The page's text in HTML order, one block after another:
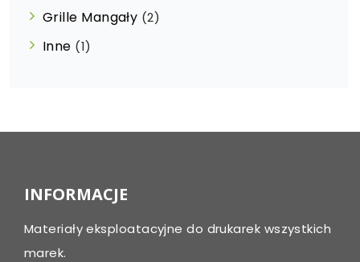
Grille Mangały (2)
Inne (1)
INFORMACJE
Materiały eksploatacyjne do drukarek wszystkich
marek.